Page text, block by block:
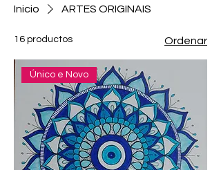
Inicio ARTES ORIGINAIS
16 productos Ordenar
Único e Novo